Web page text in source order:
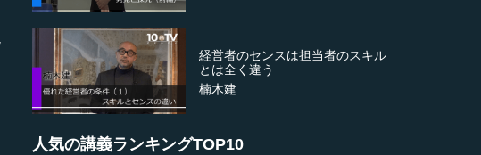
経営者のセンスは担当者のスキル
とは全く違う
楠木建
人気の講義ランキングTOP10